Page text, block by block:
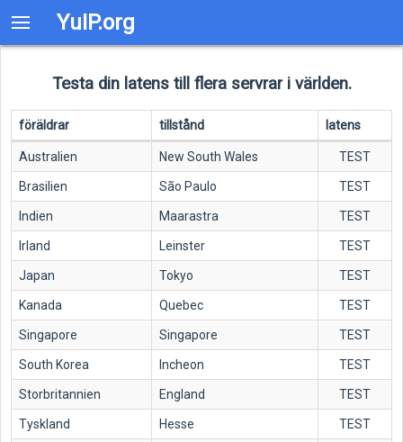
YuIP.org
Testa din latens till flera servrar i världen.
föräldrar tillstånd latens
Australien New South Wales TEST
Brasilien São Paulo TEST
Indien Maarastra TEST
Irland Leinster TEST
Japan Tokyo TEST
Kanada Quebec TEST
Singapore Singapore TEST
South Korea Incheon TEST
Storbritannien England TEST
Tyskland Hesse TEST